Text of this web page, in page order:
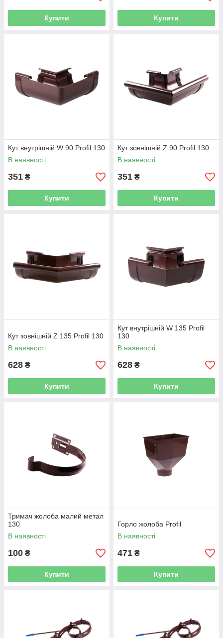
Купити Купити
Кут внутрішній W 90 Profil 130
В наявності
351 ₴
Купити
Кут зовнішній Z 90 Profil 130
В наявності
351 ₴
Купити
Кут зовнішній Z 135 Profil 130
В наявності
628 ₴
Купити
Кут внутрішній W 135 Profil
130
В наявності
628 ₴
Купити
Тримач жолоба малий метал
130
В наявності
100 ₴
Купити
Горло жолоба Profil
В наявності
471 ₴
Купити